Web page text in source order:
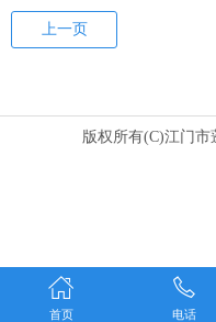
上一页
版权所有(C)江门市
首页 电话